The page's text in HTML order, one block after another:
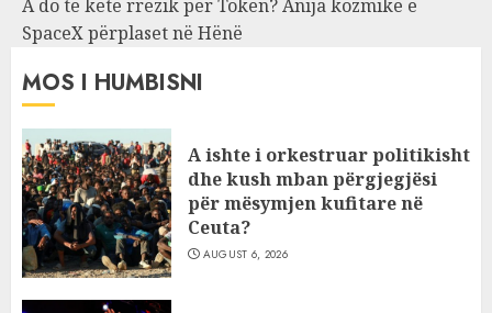
A do të ketë rrezik për Tokën? Anija kozmike e
SpaceX përplaset në Hënë
MOS I HUMBISNI
A ishte i orkestruar politikisht
dhe kush mban përgjegjësi
për mësymjen kufitare në
Ceuta?
AUGUST 6, 2026